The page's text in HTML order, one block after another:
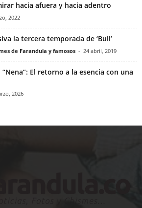
hacia afuera y hacia adentro
2022
la tercera temporada de ‘Bull’
de Farandula y famosos - 24 abril, 2019
El retorno a la esencia con una
2026